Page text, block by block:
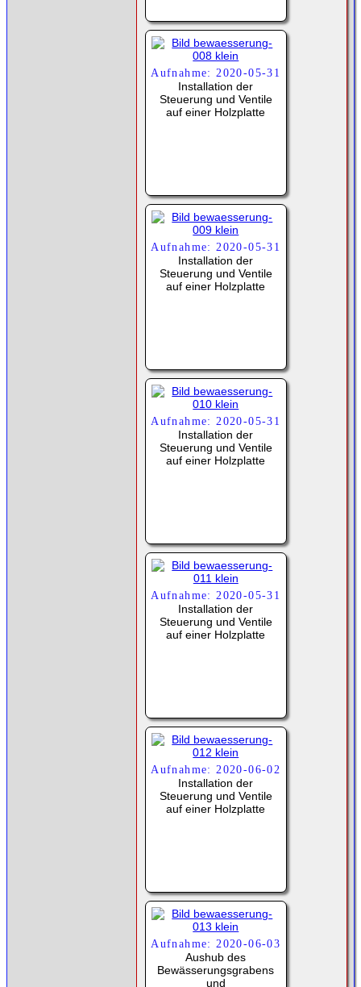
Aufnahme: 2020-05-31
Installation der
Steuerung und Ventile
auf einer Holzplatte
Aufnahme: 2020-05-31
Installation der
Steuerung und Ventile
auf einer Holzplatte
Aufnahme: 2020-05-31
Installation der
Steuerung und Ventile
auf einer Holzplatte
Aufnahme: 2020-05-31
Installation der
Steuerung und Ventile
auf einer Holzplatte
Aufnahme: 2020-06-02
Installation der
Steuerung und Ventile
auf einer Holzplatte
Aufnahme: 2020-06-03
Aushub des
Bewässerungsgrabens
und